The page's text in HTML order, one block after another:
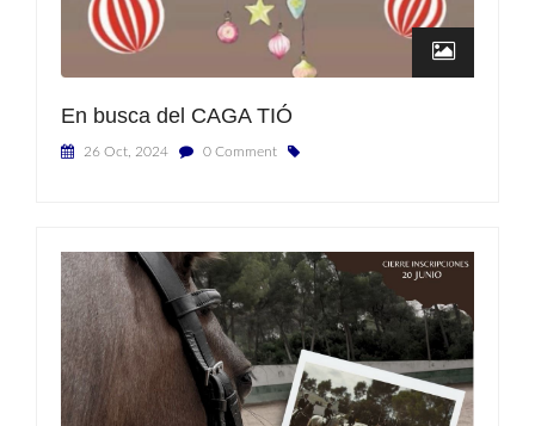
En busca del CAGA TIÓ
26 Oct, 2024 0 Comment